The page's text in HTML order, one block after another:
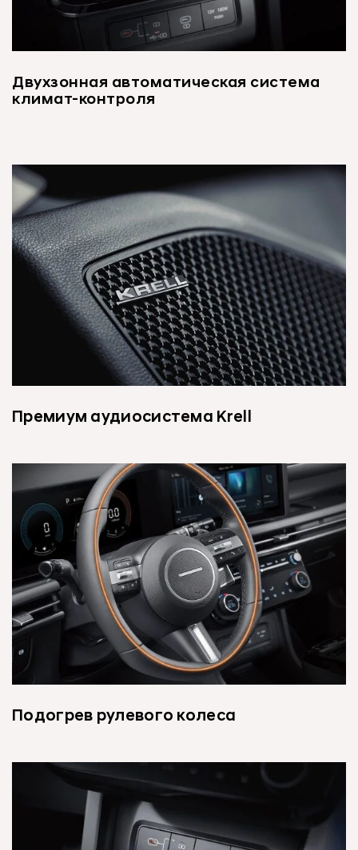
Двухзонная автоматическая система
климат-контроля
Премиум аудиосистема Krell
Подогрев рулевого колеса